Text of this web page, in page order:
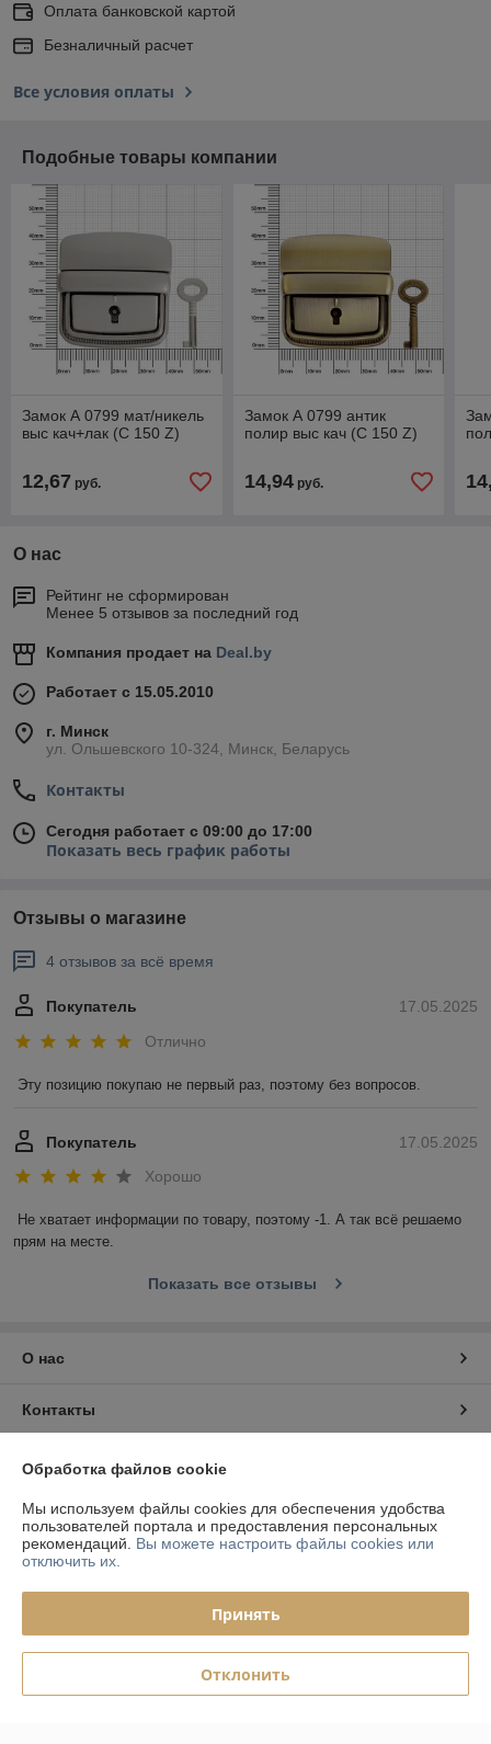
Оплата банковской картой
Безналичный расчет
Все условия оплаты
Подобные товары компании
Замок А 0799 мат/никель
выс кач+лак (С 150 Z)
12,67 руб.
Замок А 0799 антик
полир выс кач (С 150 Z)
14,94руб.
О нас
Рейтинг не сформирован
Менее 5 отзывов за последний год
Компания продает на Deal.by
Работает с 15.05.2010
г. Минск
ул. Ольшевского 10-324, Минск, Беларусь
Контакты
Сегодня работает с 09:00 до 17:00
Показать весь график работы
Отзывы о магазине
4 отзывов за всё время
17.05.2025
Покупатель
Отлично
Эту позицию покупаю не первый раз, поэтому без вопросов.
17.05.2025
Покупатель
Хорошо
Не хватает информации по товару, поэтому -1. А так всё решаемо
прям на месте.
Показать все отзывы
О нас
Контакты
Доставка и оплата
График работы
Полная версия сайта
Политика обработки cookies
Сайт создан на платформе Deal.by
Обработка файлов cookie
Мы используем файлы cookies для обеспечения удобства
пользователей портала и предоставления персональных
рекомендаций. Вы можете настроить файлы cookies или
отключить их.
Принять
Отклонить